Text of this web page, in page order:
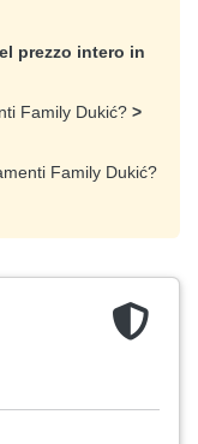
prezzo intero in
Family Dukić? >
Family Dukić?